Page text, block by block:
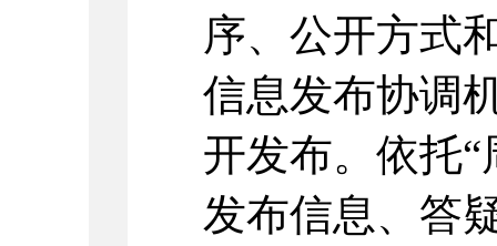
序、公开方式
信息发布协调
开发布。依托
发布信息、答